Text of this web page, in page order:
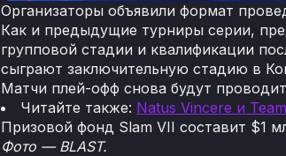
Организаторы объявили формат
Как и предыдущие турниры серии,
групповой стадии и квалификации
сыграют заключительную стадию в
Матчи плей-офф снова будут
Читайте также: Natus Vincere и Te
Призовой фонд Slam VII составит $1
Фото — BLAST.